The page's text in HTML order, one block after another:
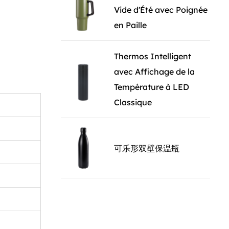
la
qui le
Vide d'Été avec Poignée
en Paille
Thermos Intelligent
avec Affichage de la
Température à LED
Classique
可乐形双壁保温瓶